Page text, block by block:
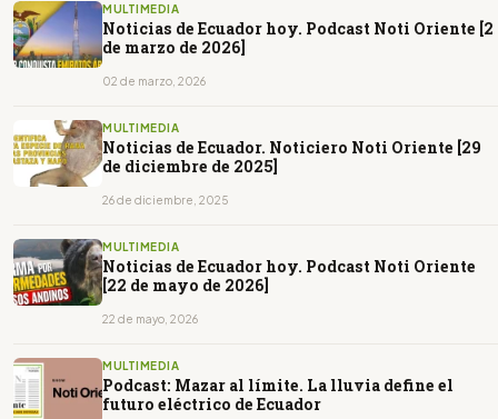
MULTIMEDIA
Noticias de Ecuador hoy. Podcast Noti Oriente [2
de marzo de 2026]
02 de marzo, 2026
MULTIMEDIA
Noticias de Ecuador. Noticiero Noti Oriente [29
de diciembre de 2025]
26 de diciembre, 2025
MULTIMEDIA
Noticias de Ecuador hoy. Podcast Noti Oriente
[22 de mayo de 2026]
22 de mayo, 2026
MULTIMEDIA
Podcast: Mazar al límite. La lluvia define el
futuro eléctrico de Ecuador